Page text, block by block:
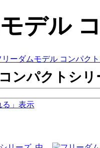
デル
リーダムモデル コンパク
ンパクトシリ
る」表示